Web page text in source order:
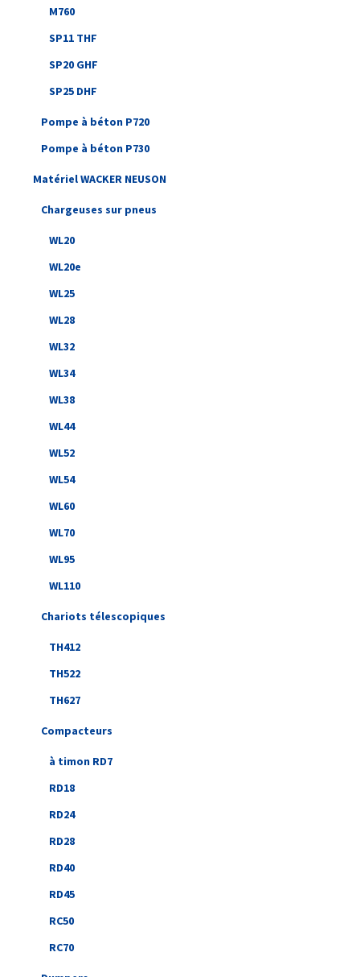
M760
SP11 THF
SP20 GHF
SP25 DHF
Pompe à béton P720
Pompe à béton P730
Matériel WACKER NEUSON
Chargeuses sur pneus
WL20
WL20e
WL25
WL28
WL32
WL34
WL38
WL44
WL52
WL54
WL60
WL70
WL95
WL110
Chariots télescopiques
TH412
TH522
TH627
Compacteurs
à timon RD7
RD18
RD24
RD28
RD40
RD45
RC50
RC70